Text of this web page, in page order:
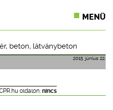
MENÜ
, beton, látványbeton
2015. június 22.
oldalon: nincs